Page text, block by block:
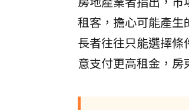
租客，擔心可能產
長者往往只能選擇
意支付更高租金，房